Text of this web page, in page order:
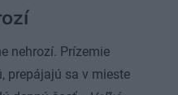
nehrozí. Prízemie
prepájajú sa v mieste